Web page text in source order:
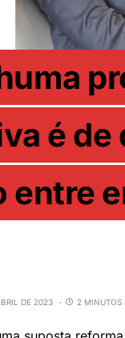
é de
entre
DE 2023 2 MINUTOS